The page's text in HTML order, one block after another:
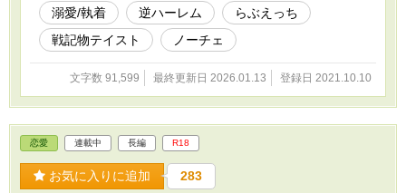
溺愛/執着
逆ハーレム
らぶえっち
戦記物テイスト
ノーチェ
文字数 91,599 最終更新日 2026.01.13 登録日 2021.10.10
恋愛 連載中 長編 R18
お気に入りに追加 283